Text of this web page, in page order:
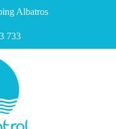
Albatros
733